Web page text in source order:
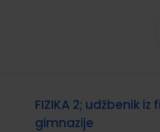
FIZIKA 2; udžbenik
gimnazije